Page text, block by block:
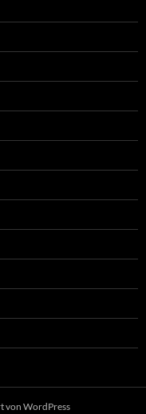
von WordPress